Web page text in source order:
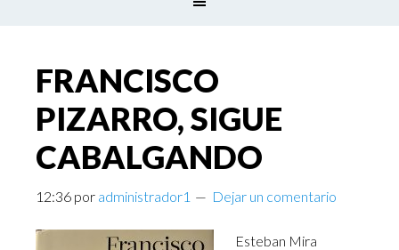
FRANCISCO
PIZARRO, SIGUE
CABALGANDO
12:36 por administrador1 Dejar un comentario
Esteban Mira